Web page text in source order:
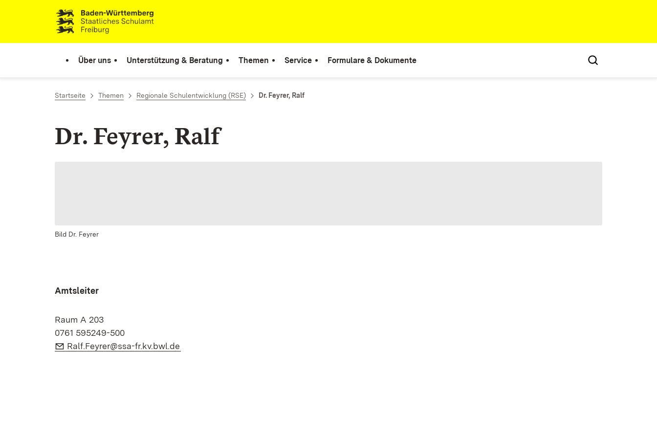
Zum Inhalt springen
Link zur Startseite
Über uns Unterstützung & Beratung Themen Service Formulare & Dokumente
Startseite Themen Regionale Schulentwicklung (RSE) Dr. Feyrer, Ralf
Dr. Feyrer, Ralf
Bild Dr. Feyrer
Amtsleiter
Raum A 203
0761 595249-500
E-Mail:
Ralf.Feyrer@ssa-fr.kv.bwl.de